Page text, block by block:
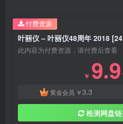
此内容为付费资源，请付费后查看
￥ 9.9
黄金会员 ￥3.3
检测网盘
付费资源